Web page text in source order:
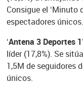
Consigue el ‘Minuto
espectadores únicos.
‘Antena 3 Deportes 1’
líder (17,8%). Se
1,5M de seguidores
únicos.